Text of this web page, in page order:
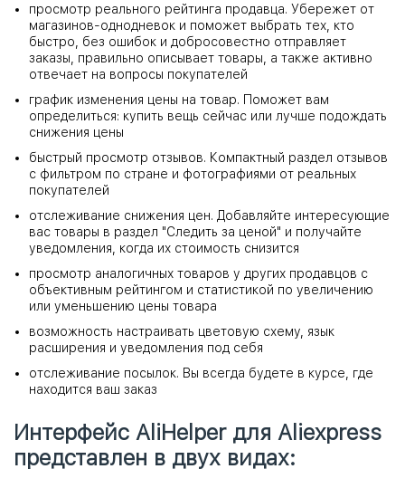
просмотр реального рейтинга продавца. Убережет от
магазинов-однодневок и поможет выбрать тех, кто
быстро, без ошибок и добросовестно отправляет
заказы, правильно описывает товары, а также активно
отвечает на вопросы покупателей
график изменения цены на товар. Поможет вам
определиться: купить вещь сейчас или лучше подождать
снижения цены
быстрый просмотр отзывов. Компактный раздел отзывов
с фильтром по стране и фотографиями от реальных
покупателей
отслеживание снижения цен. Добавляйте интересующие
вас товары в раздел "Следить за ценой" и получайте
уведомления, когда их стоимость снизится
просмотр аналогичных товаров у других продавцов с
объективным рейтингом и статистикой по увеличению
или уменьшению цены товара
возможность настраивать цветовую схему, язык
расширения и уведомления под себя
отслеживание посылок. Вы всегда будете в курсе, где
находится ваш заказ
Интерфейс AliHelper для Aliexpress
представлен в двух видах: